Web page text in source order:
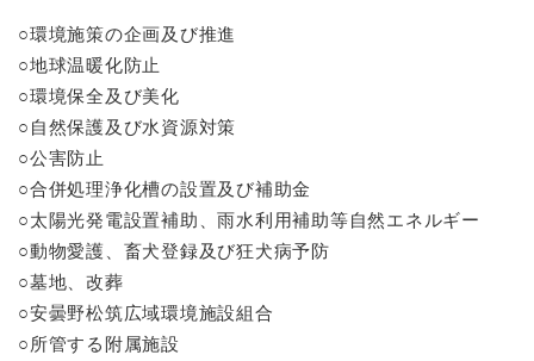
○環境施策の企画及び推進
○地球温暖化防止
○環境保全及び美化
○自然保護及び水資源対策
○公害防止
○合併処理浄化槽の設置及び補助金
○太陽光発電設置補助、雨水利用補助等自然エネルギー
○動物愛護、畜犬登録及び狂犬病予防
○墓地、改葬
○安曇野松筑広域環境施設組合
○所管する附属施設